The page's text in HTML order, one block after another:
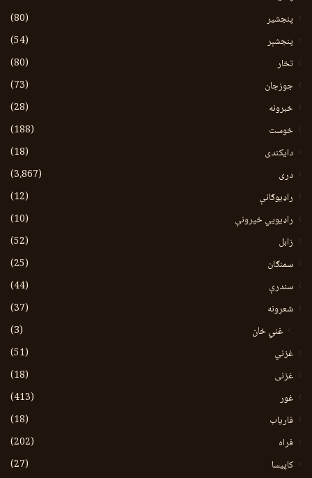
پنجشیر
(80)
پنجشېر
(54)
تخار
(80)
جوزجان
(73)
خبرونه
(28)
خوست
(188)
دایکندی
(18)
دری
(3،867)
راډیوګانې
(12)
راډیويي خپرونې
(10)
زابل
(52)
سمنګان
(25)
سندرې
(44)
شعرونه
(37)
غني خان
(3)
غزني
(51)
غزنی
(18)
غور
(413)
فاریاب
(18)
فراه
(202)
کاپیسا
(27)